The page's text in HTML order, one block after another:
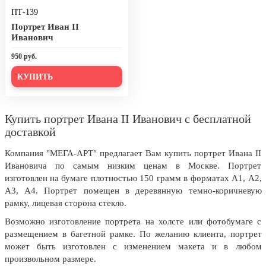
День города Москвы (первая суббота
сентября)
сентября)
8 сентября, День танкиста (второе
воскресенье сентября)
пожилых людей
5 октября, День учителя
19 октября, День Отца
25 октября, День Таможенника
Российской Федерации
28 октября, День Бабушек и Дедушек
Хэллоуин
4 ноября, День народного единства
ПТ-139
Портрет Иван II
Иванович
950 руб.
КУПИТЬ
Купить портрет Ивана II Иванович с бесплатной
доставкой
Компания "МЕГА-АРТ" предлагает Вам купить портрет Ивана II
Ивановича по самым низким ценам в Москве. Портрет
изготовлен на бумаге плотностью 150 грамм в форматах А1, А2,
А3, А4. Портрет помещен в деревянную темно-коричневую
рамку, лицевая сторона стекло.
Возможно изготовление портрета на холсте или фотобумаге с
размещением в багетной рамке. По желанию клиента, портрет
может быть изготовлен с изменением макета и в любом
произвольном размере.